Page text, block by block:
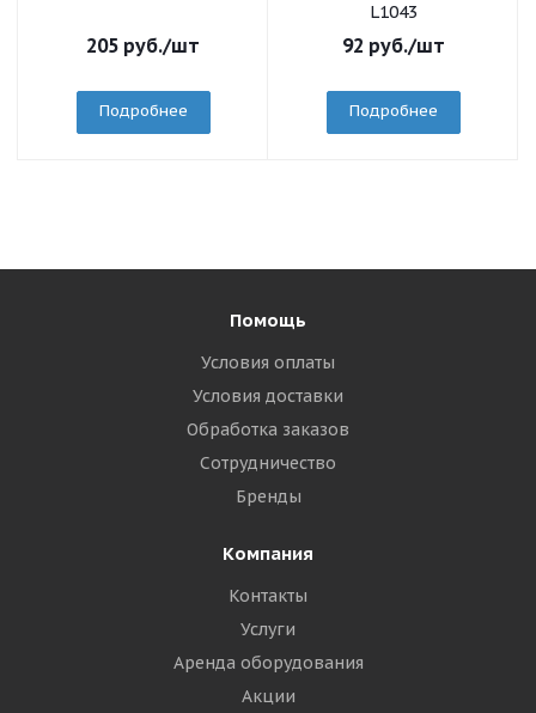
205 руб./шт
Подробнее
L1043
92 руб./шт
Подробнее
Помощь
Условия оплаты
Условия доставки
Обработка заказов
Сотрудничество
Бренды
Компания
Контакты
Услуги
Аренда оборудования
Акции